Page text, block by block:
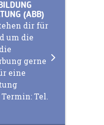
(ABB)
dir für
um die
gerne
eine
Tel.